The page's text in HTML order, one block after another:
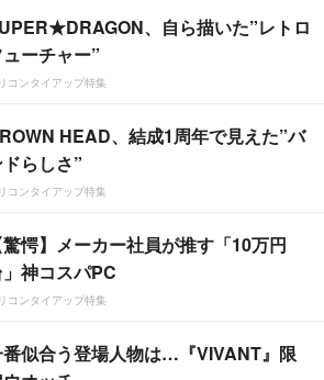
、自ら描いた”レトロ
ーチャー”
コンタイアップ特集
HEAD、結成1周年で見えた”バ
ドらしさ”
コンタイアップ特集
驚愕】メーカー社員が推す「10万円
神コスパPC
コンタイアップ特集
似合う登場人物は…『VIVANT』限